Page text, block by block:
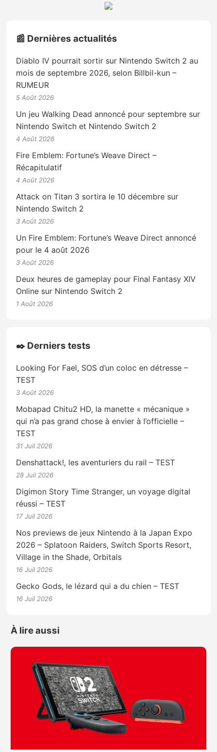
📰 Dernières actualités
Diablo IV pourrait sortir sur Nintendo Switch 2 au
mois de septembre 2026, selon Billbil-kun –
RUMEUR
5 Août 2026
Un jeu Walking Dead annoncé pour septembre sur
Nintendo Switch et Nintendo Switch 2
4 Août 2026
Fire Emblem: Fortune’s Weave Direct –
Récapitulatif
4 Août 2026
Attack on Titan 3 sortira le 10 décembre sur
Nintendo Switch 2
3 Août 2026
Un Fire Emblem: Fortune’s Weave Direct annoncé
pour le 4 août 2026
3 Août 2026
Deux heures de gameplay pour Final Fantasy XIV
Online sur Nintendo Switch 2
1 Août 2026
✒️ Derniers tests
Looking For Fael, SOS d’un coloc en détresse –
TEST
3 Août 2026
Mobapad Chitu2 HD, la manette « mécanique »
qui n’a pas grand chose à envier à l’officielle –
TEST
31 Juil 2026
Denshattack!, les aventuriers du rail – TEST
28 Juil 2026
Digimon Story Time Stranger, un voyage digital
réussi – TEST
17 Juil 2026
Nos previews de jeux Nintendo à la Japan Expo
2026 – Splatoon Raiders, Switch Sports Resort,
Village in the Shade, Orbitals
16 Juil 2026
Gecko Gods, le lézard qui a du chien – TEST
16 Juil 2026
À lire aussi